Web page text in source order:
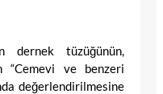
dernek tüzüğünün,
“Cemevi ve benzeri
değerlendirilmesine